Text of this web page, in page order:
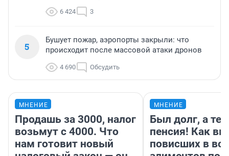
6 424 3
5
Бушует пожар, аэропорты закрыли: что
происходит после массовой атаки дронов
4 690 Обсудить
МНЕНИЕ
Продашь за 3000, налог
возьмут с 4000. Что
нам готовит новый
МНЕНИЕ
Был долг, а
пенсия! Как
повисших в